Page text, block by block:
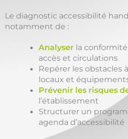
Le diagnostic accessibilité
notamment de :
Analyser la
accès et circulations
Repérer les obstacles
locaux et
Prévenir les risques
l’établissement
Structurer un
agenda d’accessibilité